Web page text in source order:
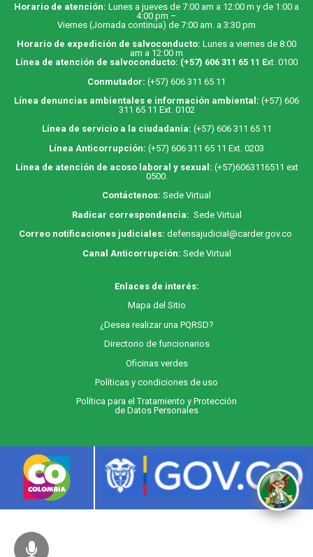
Horario de atención: Lunes a jueves de 7:00 am a 12:00 m y de 1:00 a
4:00 pm –
Viernes (Jornada continua) de 7:00 am. a 3:30 pm
Horario de expedición de salvoconducto: Lunes a viernes de 8:00
am a 12:00 m
Línea de atención de salvoconducto: (+57) 606 311 65 11 Ext. 0100
Conmutador: (+57) 606 311 65 11
Línea denuncias ambientales e información ambiental: (+57) 606
311 65 11 Ext. 0102
Línea de servicio a la ciudadanía: (+57) 606 311 65 11
Línea Anticorrupción: (+57) 606 311 65 11 Ext. 0203
Línea de atención de acoso laboral y sexual: (+57)6063116511 ext
0500.
Contáctenos: Sede Virtual
Radicar correspondencia: Sede Virtual
Correo notificaciones judiciales: defensajudicial@carder.gov.co
Canal Anticorrupción: Sede Virtual
Enlaces de interés:
Mapa del Sitio
¿Desea realizar una PQRSD?
Directorio de funcionarios
Oficinas verdes
Políticas y condiciones de uso
Política para el Tratamiento y Protección
de Datos Personales